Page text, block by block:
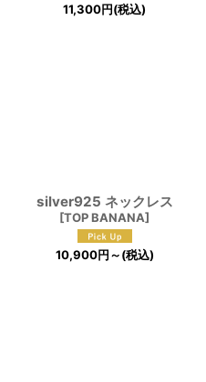
11,300円(税込)
silver925 ネックレス
[TOP BANANA]
10,900円～(税込)